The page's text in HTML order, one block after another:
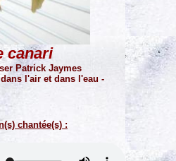
canari
Patrick Jaymes
l'air et dans l'eau -
chantée(s) :